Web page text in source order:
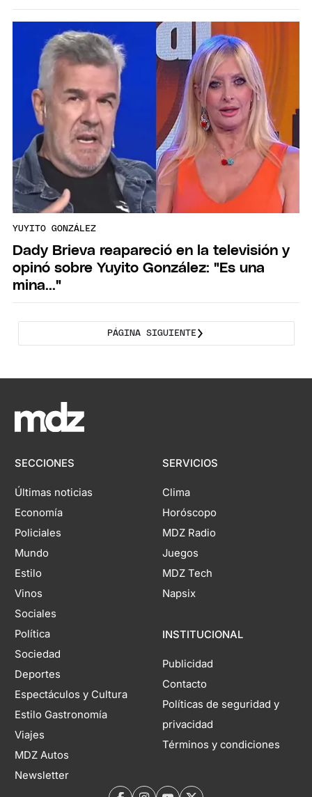
YUYITO GONZÁLEZ
Dady Brieva reapareció en la televisión y
opinó sobre Yuyito González: "Es una
mina..."
PÁGINA SIGUIENTE
SECCIONES
Últimas noticias
Economía
Policiales
Mundo
Estilo
Vinos
Sociales
Política
Sociedad
Deportes
Espectáculos y Cultura
Estilo Gastronomía
Viajes
MDZ Autos
Newsletter
SERVICIOS
Clima
Horóscopo
MDZ Radio
Juegos
MDZ Tech
Napsix
INSTITUCIONAL
Publicidad
Contacto
Políticas de seguridad y
privacidad
Términos y condiciones